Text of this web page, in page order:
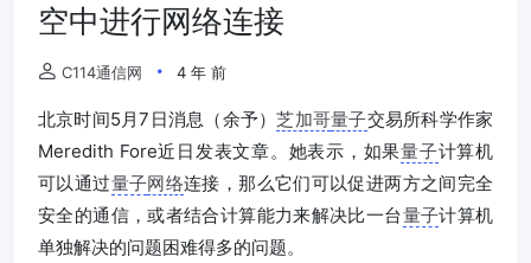
空中进行网络连接
C114通信网 4 年 前
北京时间5月7日消息（余予）芝加哥量子交易所科学作家
Meredith Fore近日发表文章。她表示，如果量子计算机
可以通过量子网络连接，那么它们可以促进两方之间完全
安全的通信，或者结合计算能力来解决比一台量子计算机
单独解决的问题困难得多的问题。